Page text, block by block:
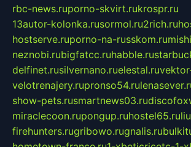
rbc-news.ruporno-skvirt.rukrospr.ru
13autor-kolonka.rusormol.ru2rich.ru
hostserve.ruporno-na-russkom.ru
neznobi.rubigfatcc.ruhabble.ru
delfinet.rusilvernano.ruelestal.ru
velotrenajery.rupronso54.ru
show-pets.rusmartnews03.ru
miraclecoon.rupongup.ruhostel65.ru
firehunters.rugribowo.rugnalis.ru